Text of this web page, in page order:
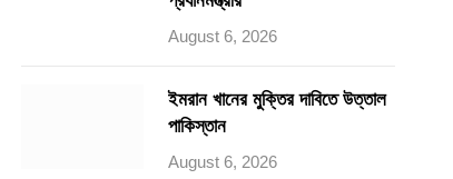
August 6, 2026
ইমরান খানের মুক্তির দাবিতে উত্তাল
পাকিস্তান
August 6, 2026